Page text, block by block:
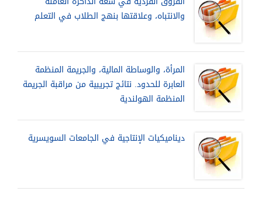
والانتباه، وعلاقتها بنهج الطلاب في التعلم
المرأة، والوساطة المالية، والجريمة المنظمة
العابرة للحدود. نتائج تجريبية من مراقبة الجريمة
المنظمة الهولندية
ديناميكيات الإنتاجية في الجامعات السويسرية